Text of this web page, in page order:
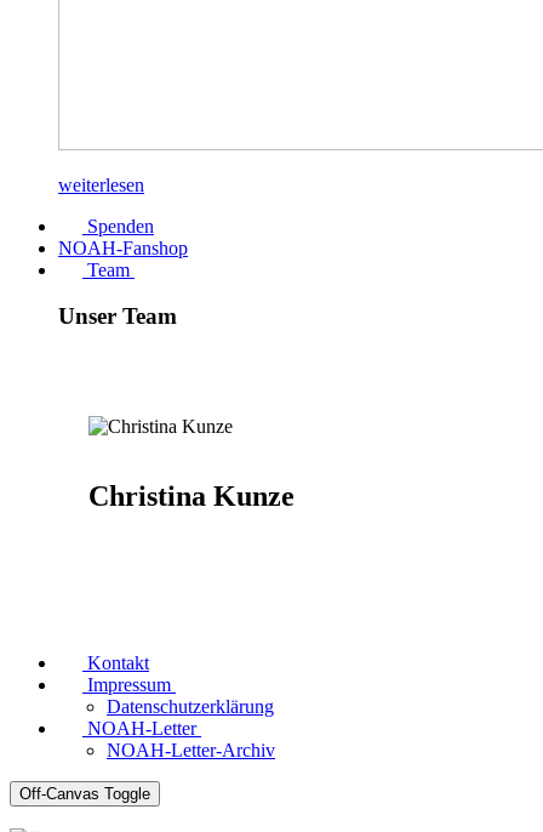
weiterlesen
Spenden
NOAH-Fanshop
Team
Unser Team
Christina Kunze
Kontakt
Impressum
Datenschutzerklärung
NOAH-Letter
NOAH-Letter-Archiv
Off-Canvas Toggle